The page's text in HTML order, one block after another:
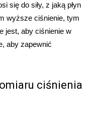
się do siły, z jaką płyn
wyższe ciśnienie, tym
jest, aby ciśnienie w
aby zapewnić
ciśnienia